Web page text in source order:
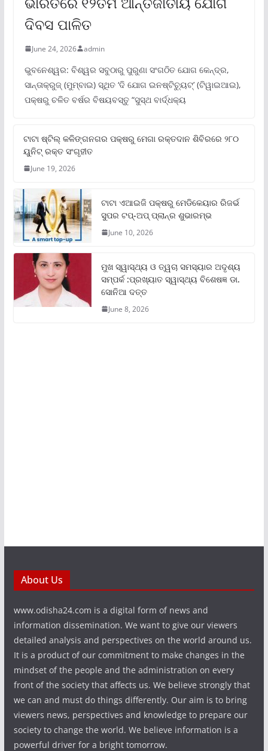
ଦିବସ ପାଳିତ
June 24, 2026 admin
ଭୁବନେଶ୍ୱର: ବିଶ୍ୱର ସବୁଠାରୁ ପୁରୁଣା ସଂଗଠିତ ଯୋଗ କେନ୍ଦ୍ର,
ସାନ୍ତାକ୍ରୁଜ୍ (ମୁମ୍ବାଇ) ସ୍ଥିତ ‘ଦି ଯୋଗ ଇନଷ୍ଟିଚ୍ୟୁଟ୍‌’ (ଟିୱାଇଆଇ),
ପକ୍ଷରୁ ଚଳିତ ବର୍ଷର ବିଷୟବସ୍ତୁ “ସୁସ୍ଥ ବାର୍ଦ୍ଧକ୍ୟ
ଟାଟା ଷ୍ଟିଲ୍‌ କଳିଙ୍ଗନଗର ପକ୍ଷରୁ ମେଗା ରକ୍ତଦାନ ଶିବିରରେ ୨୮୦
ୟୁନିଟ୍‌ ରକ୍ତ ସଂଗୃହୀତ
June 19, 2026
ଟାଟା ଏଆଇଜି ପକ୍ଷରୁ ମେଡିକେୟାର ରିଜର୍ଭ
ସୁପର ଟପ୍‌-ଅପ୍ ପ୍ଲାନ୍‌ର ଶୁଭାରମ୍ଭ
June 10, 2026
ମୁଖ ସ୍ୱାସ୍ଥ୍ୟ ଓ ତ୍ୱଚା ସମସ୍ୟାର ଅଦୃଶ୍ୟ
ସମ୍ପର୍କ :ପ୍ରଖ୍ୟାତ ସ୍ୱାସ୍ଥ୍ୟ ବିଶେଷଜ୍ଞ ଡା.
ସୋନିଆ ଦତ୍ତ
June 8, 2026
About Us
www.odisha24.com is a digital form of news and
information dissemination. We want to give our viewers
detailed analysis and perspectives on the world around us.
It is a product of our commitment to make changes in the
mindset of the people and the administration on every
front of the society that affects us. We believe strongly that
we can and must do things differently. Our aim is to bring
viewers news, perspectives and knowledge to prepare our
society to change the world. We believe information is a
powerful driver for a bright tomorrow.